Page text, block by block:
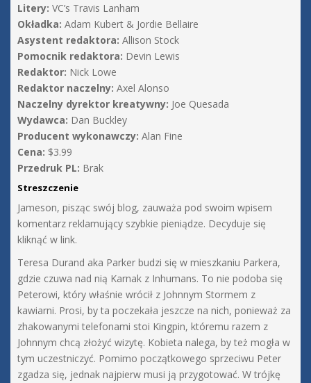
Litery: VC’s Travis Lanham
Okładka: Adam Kubert & Jordie Bellaire
Asystent redaktora: Allison Stock
Pomocnik redaktora: Devin Lewis
Redaktor: Nick Lowe
Redaktor naczelny: Axel Alonso
Naczelny dyrektor kreatywny: Joe Quesada
Wydawca: Dan Buckley
Producent wykonawczy: Alan Fine
Cena: $3.99
Przedruk PL: Brak
Streszczenie
Jameson, pisząc swój blog, zauważa pod swoim wpisem
komentarz reklamujący szybkie pieniądze. Decyduje się
kliknąć w link.
Teresa Durand aka Parker budzi się w mieszkaniu Parkera,
gdzie czuwa nad nią Karnak z Inhumans. To nie podoba się
Peterowi, który właśnie wrócił z Johnnym Stormem z
kawiarni. Prosi, by ta poczekała jeszcze na nich, ponieważ za
zhakowanymi telefonami stoi Kingpin, któremu razem z
Johnnym chcą złożyć wizytę. Kobieta nalega, by też mogła w
tym uczestniczyć. Pomimo początkowego sprzeciwu Peter
zgadza się, jednak najpierw musi ją przygotować. W trójkę